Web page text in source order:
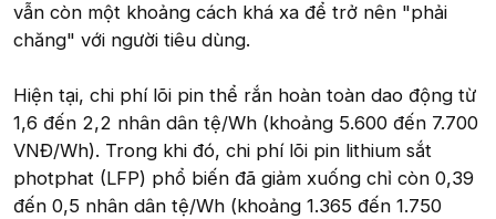
vẫn còn một khoảng cách khá xa để trở nên "phải
chăng" với người tiêu dùng.
Hiện tại, chi phí lõi pin thể rắn hoàn toàn dao động từ
1,6 đến 2,2 nhân dân tệ/Wh (khoảng 5.600 đến 7.700
VNĐ/Wh). Trong khi đó, chi phí lõi pin lithium sắt
photphat (LFP) phổ biến đã giảm xuống chỉ còn 0,39
đến 0,5 nhân dân tệ/Wh (khoảng 1.365 đến 1.750